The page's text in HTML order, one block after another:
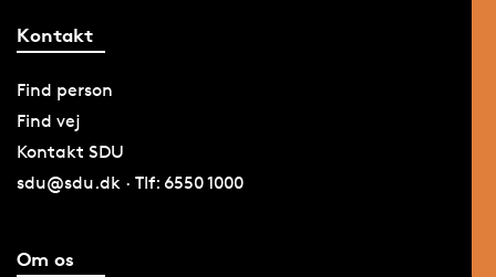
Kontakt
Find person
Find vej
Kontakt SDU
sdu@sdu.dk · Tlf: 6550 1000
Om os